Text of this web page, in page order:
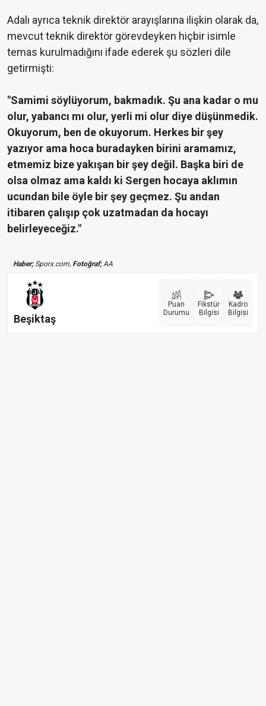
Adalı ayrıca teknik direktör arayışlarına ilişkin olarak da,
mevcut teknik direktör görevdeyken hiçbir isimle
temas kurulmadığını ifade ederek şu sözleri dile
getirmişti:
"Samimi söylüyorum, bakmadık. Şu ana kadar o mu
olur, yabancı mı olur, yerli mi olur diye düşünmedik.
Okuyorum, ben de okuyorum. Herkes bir şey
yazıyor ama hoca buradayken birini aramamız,
etmemiz bize yakışan bir şey değil. Başka biri de
olsa olmaz ama kaldı ki Sergen hocaya aklımın
ucundan bile öyle bir şey geçmez. Şu andan
itibaren çalışıp çok uzatmadan da hocayı
belirleyeceğiz."
Haber;Sporx.com, Fotoğraf;AA
Beşiktaş
Puan
Durumu
Fikstür
Bilgisi
Kadro
Bilgisi